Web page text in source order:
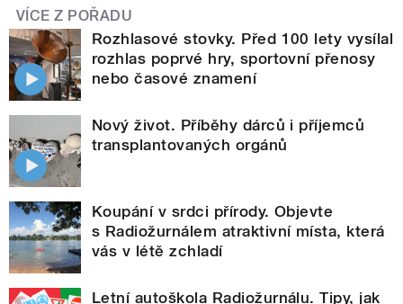
VÍCE Z POŘADU
Rozhlasové stovky. Před 100 lety vysílal
rozhlas poprvé hry, sportovní přenosy
nebo časové znamení
Nový život. Příběhy dárců i příjemců
transplantovaných orgánů
Koupání v srdci přírody. Objevte
s Radiožurnálem atraktivní místa, která
vás v létě zchladí
Letní autoškola Radiožurnálu. Tipy, jak